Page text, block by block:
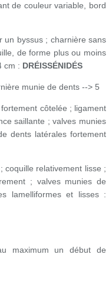
de couleur variable, bord
un byssus ; charnière sans
de forme plus ou moins
cm : DRÉISSÉNIDÉS
munie de dents --> 5
côtelée ; ligament
saillante ; valves munies
dents latérales fortement
coquille relativement lisse ;
; valves munies de
lamelliformes et lisses :
maximum un début de